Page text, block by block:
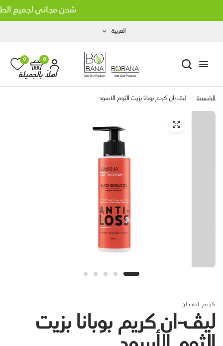
شحن مجاني لجميع
العربية
أهلاً بالجميلة
0
0
الرئيسية / لیڤ-ان کریم بوبانا بزيت الثوم الأسود
كريم ليف ان
لیڤ-ان کریم بوبانا بزيت
شامبو بوبانا بزيت الثوم الأسود
إضافة إلى سلة التسوق